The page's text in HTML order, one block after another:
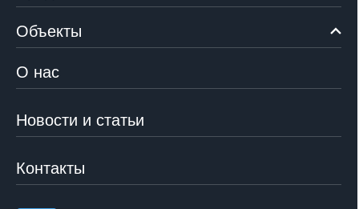
Объекты
О нас
Новости и статьи
Контакты